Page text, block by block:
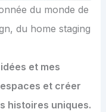
du monde de
du home staging
et mes
et créer
histoires uniques.